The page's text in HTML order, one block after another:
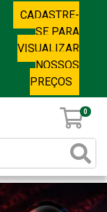
CADASTRE-
SE PARA
VISUALIZAR
NOSSOS
PREÇOS
0